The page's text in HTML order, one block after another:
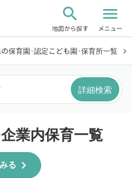
search
地図から探す
menu
メニュー
保育園･認定こども園･保育所一覧 chevron_right
詳細検索
業内保育一覧
る chevron_right